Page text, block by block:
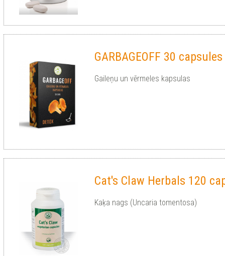
GARBAGEOFF 30 capsules
Gaileņu un vērmeles kapsulas
Cat's Claw Herbals 120
Kaķa nags (Uncaria tomentosa)